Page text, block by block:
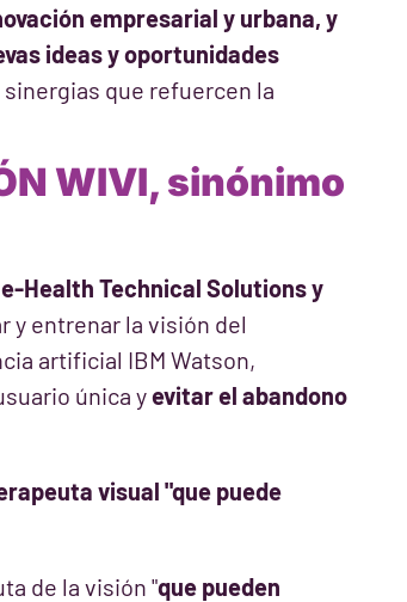
empresarial y urbana, y
ideas y oportunidades
que refuercen la
WIVI, sinónimo
e-Health Technical Solutions y
y entrenar la visión del
artificial IBM Watson,
única yevitar el abandono
visual "que puede
de la visión "que pueden